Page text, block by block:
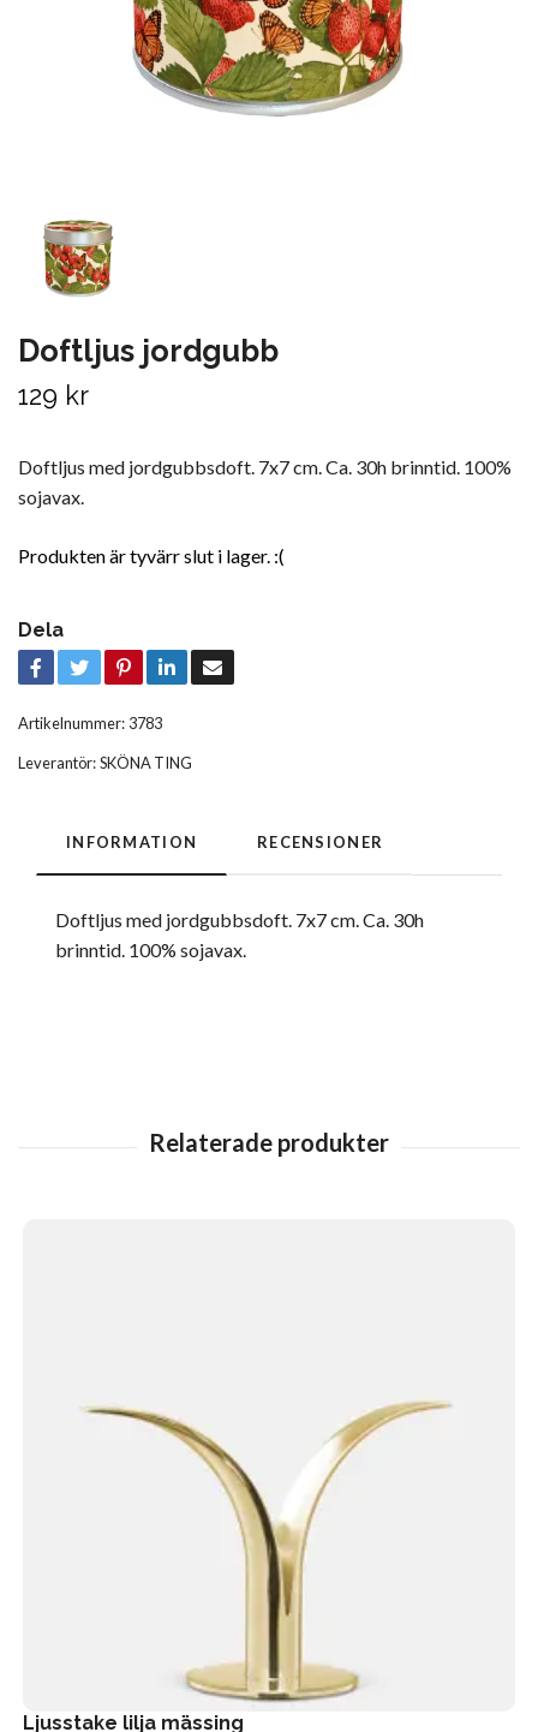
Doftljus jordgubb
129 kr
Doftljus med jordgubbsdoft. 7x7 cm. Ca. 30h brinntid. 100%
sojavax.
Produkten är tyvärr slut i lager. :(
Dela
Artikelnummer: 3783
Leverantör:SKÖNA TING
INFORMATION RECENSIONER
Doftljus med jordgubbsdoft. 7x7 cm. Ca. 30h
brinntid. 100% sojavax.
Ljusstake lilja mässing